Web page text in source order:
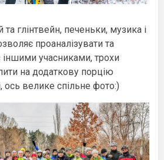
та глінтвейн, печеньки, музика і
проаналізувати та
іншими учасниками, трохи
на додаткову порцію
ось велике спільне фото:)